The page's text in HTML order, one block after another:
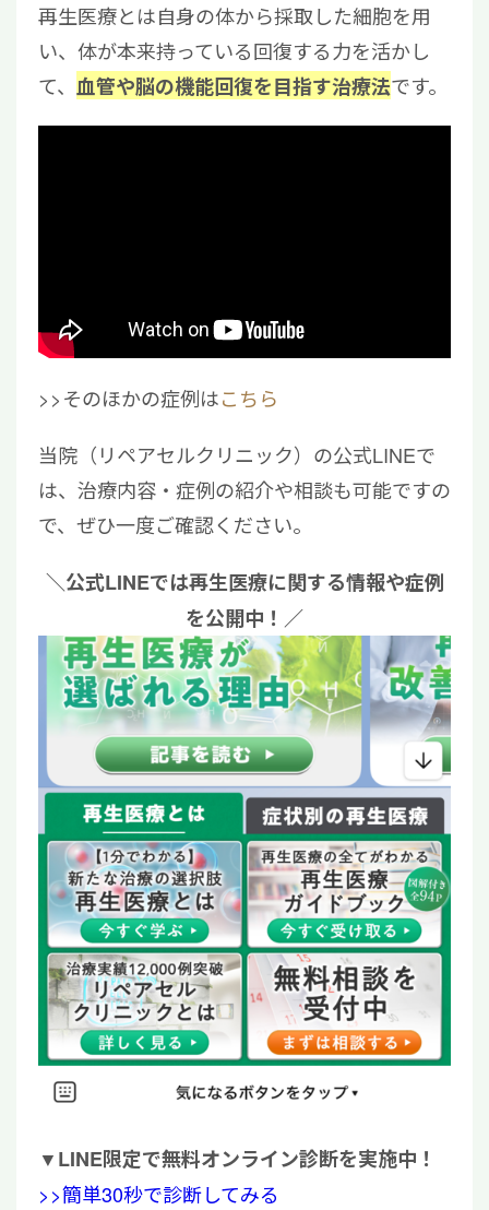
再生医療とは自身の体から採取した細胞を用
い、体が本来持っている回復する力を活かし
て、 血管や脳の機能回復を目指す治療法です。
>>そのほかの症例はこちら
当院（リペアセルクリニック）の公式LINEで
は、治療内容・症例の紹介や相談も可能ですの
で、ぜひ一度ご確認ください。
＼公式LINEでは再生医療に関する情報や症例
を公開中！／
▼LINE限定で無料オンライン診断を実施中！
>>簡単30秒で診断してみる